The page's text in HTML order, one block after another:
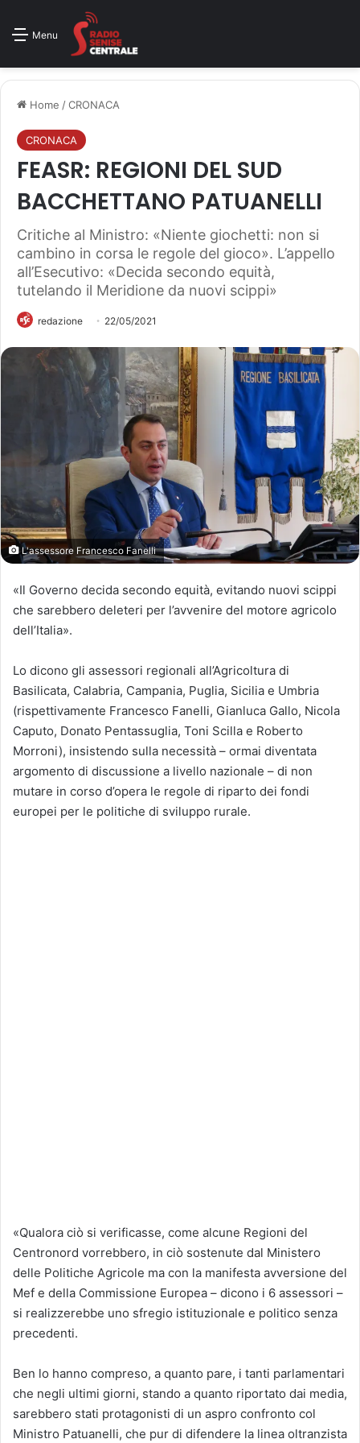
Menu
Home /CRONACA
CRONACA
FEASR: REGIONI DEL SUD
BACCHETTANO PATUANELLI
Critiche al Ministro: «Niente giochetti: non si
cambino in corsa le regole del gioco». L’appello
all’Esecutivo: «Decida secondo equità,
tutelando il Meridione da nuovi scippi»
redazione 22/05/2021
L'assessore Francesco Fanelli
«Il Governo decida secondo equità, evitando nuovi scippi
che sarebbero deleteri per l’avvenire del motore agricolo
dell’Italia».
Lo dicono gli assessori regionali all’Agricoltura di
Basilicata, Calabria, Campania, Puglia, Sicilia e Umbria
(rispettivamente Francesco Fanelli, Gianluca Gallo, Nicola
Caputo, Donato Pentassuglia, Toni Scilla e Roberto
Morroni), insistendo sulla necessità – ormai diventata
argomento di discussione a livello nazionale – di non
mutare in corso d’opera le regole di riparto dei fondi
europei per le politiche di sviluppo rurale.
«Qualora ciò si verificasse, come alcune Regioni del
Centronord vorrebbero, in ciò sostenute dal Ministero
delle Politiche Agricole ma con la manifesta avversione del
Mef e della Commissione Europea – dicono i 6 assessori –
si realizzerebbe uno sfregio istituzionale e politico senza
precedenti.
Ben lo hanno compreso, a quanto pare, i tanti parlamentari
che negli ultimi giorni, stando a quanto riportato dai media,
sarebbero stati protagonisti di un aspro confronto col
Ministro Patuanelli, che pur di difendere la linea oltranzista